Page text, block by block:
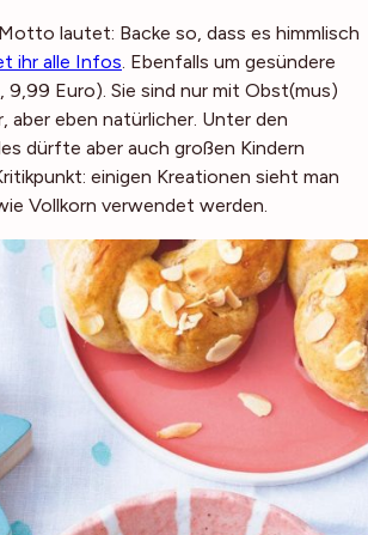
lautet: Backe so, dass es himmlisch
ihr alle Infos. Ebenfalls um gesündere
9,99 Euro). Sie sind nur mit Obst(mus)
aber eben natürlicher. Unter den
dürfte aber auch großen Kindern
einigen Kreationen sieht man
Vollkorn verwendet werden.